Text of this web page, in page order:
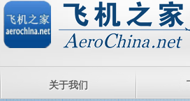
关于我们